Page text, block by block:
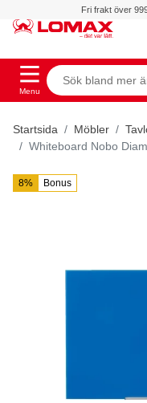
Fri frakt över
Menu
Startsida Möbler
Whiteboard Nobo
8% Bonus